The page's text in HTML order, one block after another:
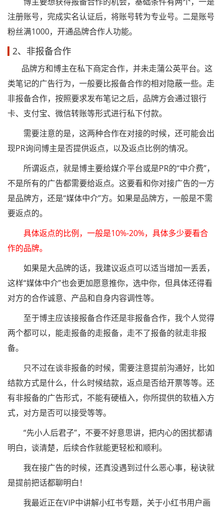
注册账号，完成实名认证后，将账号转为专业号。二是账号
粉丝满1000，开通品牌合作人功能。
2、非报备合作
品牌方和博主在私下商定合作，并未走蒲公英平台。这
类笔记的广告行为，一般要比报备合作的相对隐蔽一些。走
非报备合作，按照要求发布笔记之后，品牌方会通过银行
卡、支付宝、微信转账等形式进行私下付款。
需要注意的是，这两种合作在对接的时候，还可能会出
现PR询问博主是否提供返点，以及返点比例的情况。
所谓返点，就是博主要给媒介平台或是PR的“中介费”，
不是所有的广告都需要给返点。这要看和你对接广告的一方
是品牌方，还是“媒体中介”方。如果是品牌方，一般是不需
要返点的。
具体返点的比例，一般是10%-20%，具体多少要看合
作的品牌。
如果是大品牌的话，我建议返点可以适当增加一丢丢，
这样“媒体中介”也会更加愿意推你，选中你，但具体还得看
对方的合作诚意、产品和自身内容调性等。
至于博主应该接报备合作还是非报备合作，我个人觉得
两个都可以，能走报备的走报备，走不了报备的就走非报
备。
只不过在谈非报备的时候，需要注意提前沟通好，比如
结款方式是什么，什么时候结款，返点是否给开票等等。还
有非报备的广告形式，不能有硬植入，你所提供的软植入方
式，对方是否可以接受等等。
“先小人后君子”，不要不好意思讲，把内心的困扰都请
明白，谈清楚，后续合作就能更轻松和顺利。
我在接广告的时候，还真没遇到过什么恶心事，秘诀就
是提前把话都聊明白！
我最近正在VIP中讲解小红书专题，关于小红书用户画